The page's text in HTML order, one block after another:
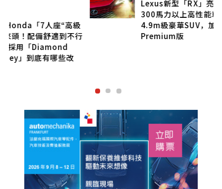
Lexus新型「RX」亮點！
300馬力以上高性能車型可選，全長約
4.9m級豪華SUV，加拿大推出Ultra
Premium版